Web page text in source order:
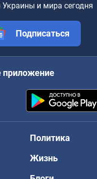
Украины и мира сегодня
Подписаться
приложение
Политика
Жизнь